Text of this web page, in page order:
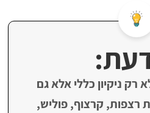
רק ניקיון כללי אלא גם
רצפות, קרצוף, פוליש,